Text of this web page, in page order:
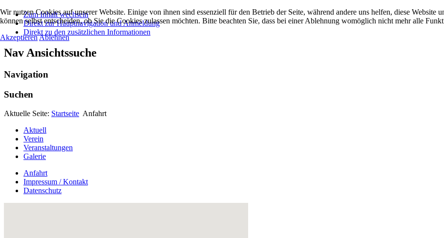
Zum Inhalt wechseln
Direkt zur Hauptnavigation und Anmeldung
Direkt zu den zusätzlichen Informationen
Nav Ansichtssuche
Navigation
Suchen
Aktuelle Seite: Startseite Anfahrt
Aktuell
Verein
Veranstaltungen
Galerie
Anfahrt
Impressum / Kontakt
Datenschutz
Wir nutzen Cookies auf unserer Website. Einige von ihnen sind essenziell für den Betrieb der Seite, während andere uns helfen, diese Website
können selbst entscheiden, ob Sie die Cookies zulassen möchten. Bitte beachten Sie, dass bei einer Ablehnung womöglich nicht mehr alle
AkzeptierenAblehnen